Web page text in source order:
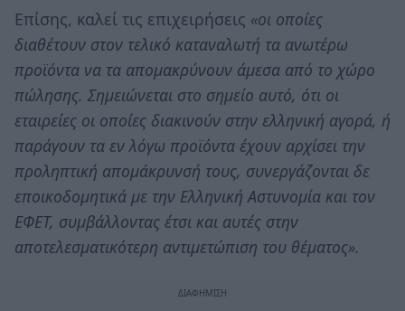
Επίσης, καλεί τις επιχειρήσεις «οι οποίες
διαθέτουν στον τελικό καταναλωτή τα ανωτέρω
προϊόντα να τα απομακρύνουν άμεσα από το χώρο
πώλησης. Σημειώνεται στο σημείο αυτό, ότι οι
εταιρείες οι οποίες διακινούν στην ελληνική αγορά, ή
παράγουν τα εν λόγω προϊόντα έχουν αρχίσει την
προληπτική απομάκρυνσή τους, συνεργάζονται δε
εποικοδομητικά με την Ελληνική Αστυνομία και τον
ΕΦΕΤ, συμβάλλοντας έτσι και αυτές στην
αποτελεσματικότερη αντιμετώπιση του θέματος».